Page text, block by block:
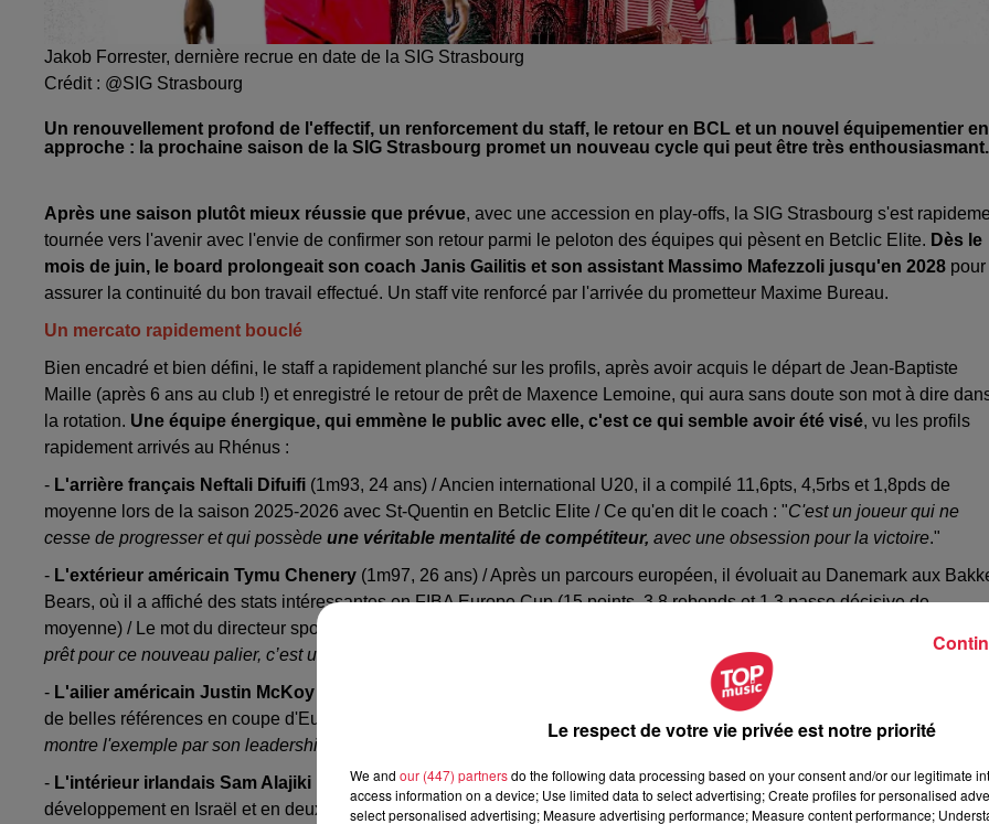
Jakob Forrester, dernière recrue en date de la SIG Strasbourg
Crédit : @SIG Strasbourg
Un renouvellement profond de l'effectif, un renforcement du staff, le retour en BCL et un nouvel équipementier en
approche : la prochaine saison de la SIG Strasbourg promet un nouveau cycle qui peut être très enthousiasmant.
Après une saison plutôt mieux réussie que prévue, avec une accession en play-offs, la SIG Strasbourg s'est
tournée vers l'avenir avec l'envie de confirmer son retour parmi le peloton des équipes qui pèsent en Betclic Elite. Dès le
mois de juin, le board prolongeait son coach Janis Gailitis et son assistant Massimo Mafezzoli jusqu'en 2028 pour
assurer la continuité du bon travail effectué. Un staff vite renforcé par l'arrivée du prometteur Maxime Bureau.
Un mercato rapidement bouclé
Bien encadré et bien défini, le staff a rapidement planché sur les profils, après avoir acquis le départ de Jean-Baptiste
Maille (après 6 ans au club !) et enregistré le retour de prêt de Maxence Lemoine, qui aura sans doute son mot à dire
la rotation. Une équipe énergique, qui emmène le public avec elle, c'est ce qui semble avoir été visé, vu les profils
rapidement arrivés au Rhénus :
- L'arrière français Neftali Difuifi (1m93, 24 ans) / Ancien international U20, il a compilé 11,6pts, 4,5rbs et 1,8pds de
moyenne lors de la saison 2025-2026 avec St-Quentin en Betclic Elite / Ce qu'en dit le coach : "C'est un joueur qui ne
cesse de progresser et qui possède une véritable mentalité de compétiteur, avec une obsession pour la victoire."
- L'extérieur américain Tymu Chenery (1m97, 26 ans) / Après un parcours européen, il évoluait au Danemark aux
Bears, où il a affiché des stats intéressantes en FIBA Europe Cup (15 points, 3,8 rebonds et 1,3 passe décisive de
moyenne) / Le mot du directeur sportif, Nicola Alberani : "
prêt pour ce nouveau palier, c’est un joueur compétitif, capable d’apporter plusieurs choses sur le terrain
- L'ailier américain Justin McKoy
(2m02, 25 ans) / Passé par la NCAA, la Lettonie, Israël, avant de jouer en Andorre,
de belles références en coupe d'Europe / Le mot du coach : "
C'est un compétiteur hors pair,
dont nous attendons qu'il
montre l'exemple par son leadership et son impact physique
- L'intérieur irlandais Sam Alajiki
(2m02, 23 ans) / Passé par des universités américaines, il a poursuivi son
développement en Israël et en deuxième division italienne (14,8 points, 5,8 rebonds et 10,5 d’évaluation de moyenne) /
Le respect de votre vie privée est notre priorité
We and our (447) partnersdo the following data processing based on your consent and/or our legitimate
access information on a device; Use limited data to select advertising; Create profiles for personalised
select personalised advertising; Measure advertising performance; Measure content performance;